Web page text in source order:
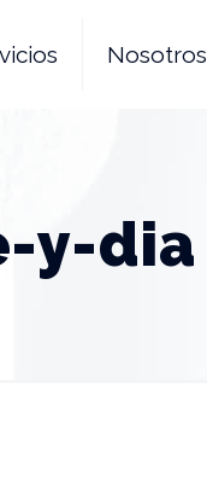
Nosotros
y-dia